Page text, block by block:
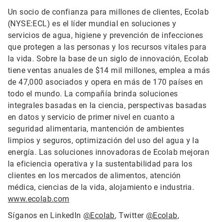
Un socio de confianza para millones de clientes, Ecolab
(NYSE:ECL) es el líder mundial en soluciones y
servicios de agua, higiene y prevención de infecciones
que protegen a las personas y los recursos vitales para
la vida. Sobre la base de un siglo de innovación, Ecolab
tiene ventas anuales de $14 mil millones, emplea a más
de 47,000 asociados y opera en más de 170 países en
todo el mundo. La compañía brinda soluciones
integrales basadas en la ciencia, perspectivas basadas
en datos y servicio de primer nivel en cuanto a
seguridad alimentaria, mantención de ambientes
limpios y seguros, optimización del uso del agua y la
energía. Las soluciones innovadoras de Ecolab mejoran
la eficiencia operativa y la sustentabilidad para los
clientes en los mercados de alimentos, atención
médica, ciencias de la vida, alojamiento e industria.
www.ecolab.com
Síganos en LinkedIn @Ecolab, Twitter @Ecolab,